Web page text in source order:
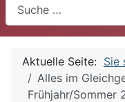
Aktuelle Seite: Sie
Alles im
Frühjahr/Sommer